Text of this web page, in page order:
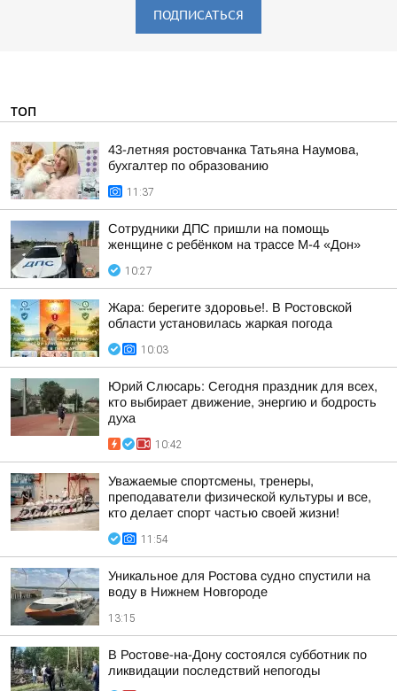
ПОДПИСАТЬСЯ
ТОП
43-летняя ростовчанка Татьяна Наумова,
бухгалтер по образованию
11:37
Сотрудники ДПС пришли на помощь
женщине с ребёнком на трассе М-4 «Дон»
10:27
Жара: берегите здоровье!. В Ростовской
области установилась жаркая погода
10:03
Юрий Слюсарь: Сегодня праздник для всех,
кто выбирает движение, энергию и бодрость
духа
10:42
Уважаемые спортсмены, тренеры,
преподаватели физической культуры и все,
кто делает спорт частью своей жизни!
11:54
Уникальное для Ростова судно спустили на
воду в Нижнем Новгороде
13:15
В Ростове-на-Дону состоялся субботник по
ликвидации последствий непогоды